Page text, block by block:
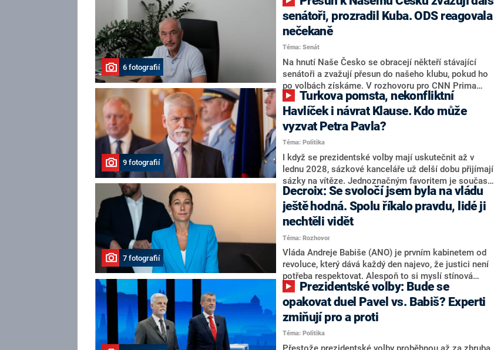
nový předseda lidovců Jan Grolich. Ten zároveň v
senátních volbách kandiduje ve Vyškově. Popsal i
aktivitu opozice, o níž vládní strany nebo političtí
komentátoři mluví jako o slabé a v defenzivě. „Je to
úmorná práce upozorňovat na chyby vlády. Ministři s
námi navíc nechodí do debat. Chceme ale ukazovat
svoje témata,“ odpověděl Grolich na dotaz CNN Prima
NEWS.
6 fotografií
senátoři, prozradil Kuba. ODS reagovala
nečekaně
Téma: Senát
Na hnutí Naše Česko se obracejí někteří stávající
senátoři a zvažují přesun do našeho klubu, pokud ho
po volbách získáme. V rozhovoru pro CNN Prima
NEWS to řekl zakladatel hnutí a jihočeský hejtman
Martin Kuba. Konkrétní nebyl, ale získat by takto mohl
například senátora Zdeňka Hrabu, který je dnes
součástí klubu ODS a TOP 09. Hraba to na dotaz
redakce nevyloučil. Předseda klubu senátorů ODS
Zdeněk Nytra redakci řekl, že počítá s odchodem
některých senátorů z klubu a že Naše Česko není
nepřítel, ale soupeř.
9 fotografií
Havlíček i návrat Klause. Kdo může
vyzvat Petra Pavla?
Téma: Politika
I když se prezidentské volby mají uskutečnit až v
lednu 2028, sázkové kanceláře už delší dobu přijímají
sázky na vítěze. Jednoznačným favoritem je současná
hlava státu Petr Pavel. Daleko za ním pak bookmakeři
zmiňují dva výrazné politiky ANO, tedy premiéra
Andreje Babiše a ministra průmyslu Karla Havlíčka.
Oblíbeným tipem samotných sázkařů je poslanec za
Motoristy Filip Turek. Politolog Jan Kubáček nicméně
o případné kandidatuře kohokoliv ze zmíněné trojice
značně pochybuje. Podle něj současná koalice dosud
nemá osobu, která by Pavlovi mohla konkurovat.
7 fotografií
Decroix: Se svoločí jsem byla na vládu
ještě hodná. Spolu říkalo pravdu, lidé ji
nechtěli vidět
Téma: Rozhovor
Vláda Andreje Babiše (ANO) je prvním kabinetem od
revoluce, který dává každý den najevo, že justici není
potřeba respektovat. Alespoň to si myslí stínová
ministryně spravedlnosti ODS Eva Decroix. V
rozhovoru pro CNN Prima NEWS si nebrala servítky
ohledně politického výkonu svého nástupce Jeronýma
Tejce (za ANO) či vládní zmocněnkyně pro lidská
práva Taťány Malé (ANO). Označením „svoloč“ na
adresu vlády prý byla ještě hodná. Decroix se také
opakovat duel Pavel vs. Babiš? Experti
zmiňují pro a proti
Téma: Politika